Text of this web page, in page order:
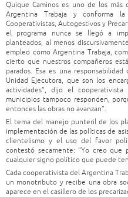
Quique Caminos es uno de los más
Argentina Trabaja y conforma la
Cooperativistas, Autogestivos y
el programa nunca se llegó a
planteados, al menos
empleo como Argentina Trabaja,
cierto que nuestros compañeros
parados. Esa es una
Unidad Ejecutora, que son los
actividades”, dijo el
municipios tampoco responden,
entonces las obras no avanzan”.
El tema del manejo punteril de los
implementación de las políticas de
clientelismo y el uso del favor
contestó secamente: “Yo creo que
cualquier signo político que puede
Cada cooperativista del Argentina
un monotributo y recibe una obra
aparece en el casillero de los